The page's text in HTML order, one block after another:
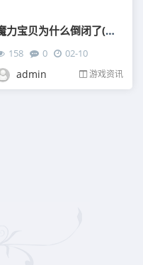
魔力宝贝为什么倒闭了(魔力宝贝当年为什么关服)
158 0 02-10
admin 游戏资讯